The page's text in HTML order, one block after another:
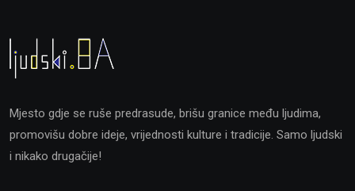
Mjesto gdje se ruše predrasude, brišu granice među ljudima,
promovišu dobre ideje, vrijednosti kulture i tradicije. Samo ljudski
i nikako drugačije!